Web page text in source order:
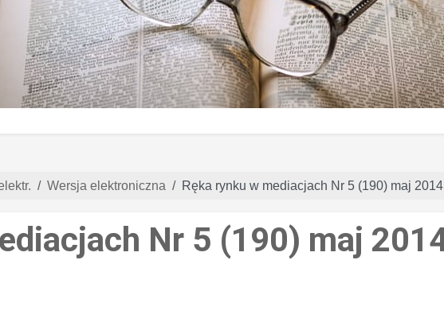
Wersja elektroniczna Ręka rynku w mediacjach Nr 5 (190) maj 2014
Nr 5 (190) maj